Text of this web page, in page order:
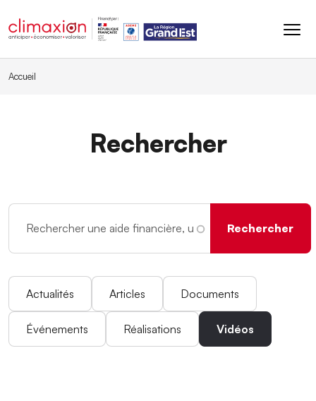
Accueil
Rechercher
Actualités Articles Documents
Événements Réalisations Vidéos